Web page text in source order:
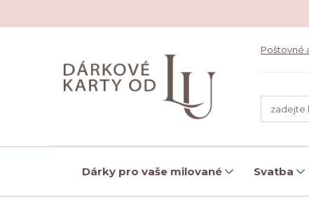
Poštovné
Dárky pro vaše milované Svatba